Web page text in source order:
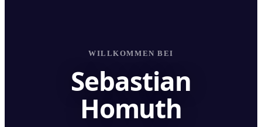
WILLKOMMEN BEI
Sebastian
Homuth